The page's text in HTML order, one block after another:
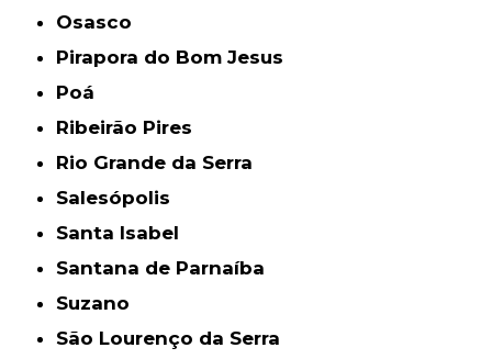
Osasco
Pirapora do Bom Jesus
Poá
Ribeirão Pires
Rio Grande da Serra
Salesópolis
Santa Isabel
Santana de Parnaíba
Suzano
São Lourenço da Serra